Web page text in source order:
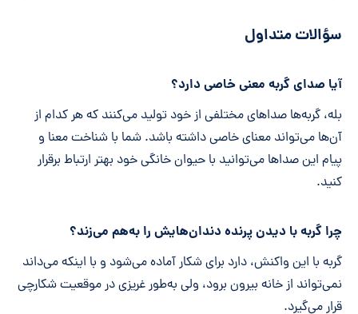
سؤالات متداول
آیا صدای گربه معنی خاصی دارد؟
بله، گربه‌ها صداهای مختلفی از خود تولید می‌کنند که هر کدام از
آن‌ها می‌تواند معنای خاصی داشته باشد. شما با شناخت معنا و
پیام این صداها می‌توانید با حیوان خانگی خود بهتر ارتباط برقرار
کنید.
چرا گربه با دیدن پرنده دندان‌هایش را به‌هم می‌زند؟
گربه با این واکنش، دارد برای شکار آماده می‌شود و با اینکه می‌داند
نمی‌تواند از خانه بیرون برود، ولی به‌طور غریزی در موقعیت شکارچی
قرار می‌گیرد.